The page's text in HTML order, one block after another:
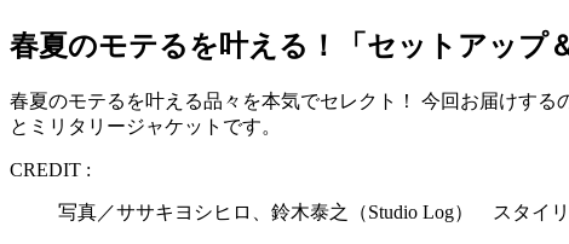
春夏のモテるを叶える！「セットアップ
春夏のモテるを叶える品々を本気でセレクト！ 今回お届けす
とミリタリージャケットです。
CREDIT :
写真／ササキヨシヒロ、鈴木泰之（Studio Log） スタ